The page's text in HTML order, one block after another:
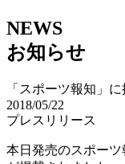
NEWS
お知らせ
「スポーツ報知」
2018/05/22
プレスリリース
本日発売のスポー